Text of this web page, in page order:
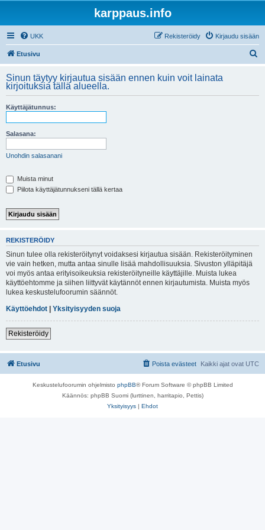
karppaus.info
UKK Kirjaudu sisään
Rekisteröidy
Etusivu
i
Sinun täytyy kirjautua sisään ennen kuin voit lainata
kirjoituksia tällä alueella.
Käyttäjätunnus:
Salasana:
Unohdin salasanani
Muista minut
Piilota käyttäjätunnukseni tällä kertaa
REKISTERÖIDY
Sinun tulee olla rekisteröitynyt voidaksesi kirjautua sisään. Rekisteröityminen
vie vain hetken, mutta antaa sinulle lisää mahdollisuuksia. Sivuston ylläpitäjä
voi myös antaa erityisoikeuksia rekisteröityneille käyttäjille. Muista lukea
käyttöehtomme ja siihen liittyvät käytännöt ennen kirjautumista. Muista myös
lukea keskustelufoorumin säännöt.
Käyttöehdot | Yksityisyyden suoja
Rekisteröidy
Etusivu Kaikki ajat ovat UTC
Poista evästeet
Keskustelufoorumin ohjelmisto phpBB® Forum Software © phpBB Limited
Käännös: phpBB Suomi (lurttinen, harritapio, Pettis)
Yksityisyys | Ehdot